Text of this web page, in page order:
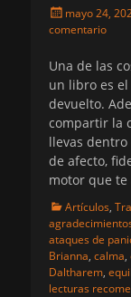
Publicado
el
mayo 24,
comentario
Una de las
un libro es
devuelto.
compartir la
llevas
de afecto,
motor que te
Categorias
Artículos,
ataques de
Brianna, calma,
Daltharem,
lecturas